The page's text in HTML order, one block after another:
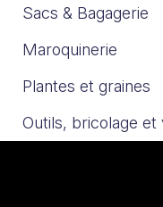
Sacs & Bagagerie
Maroquinerie
Plantes et graines
Outils, bricolage et